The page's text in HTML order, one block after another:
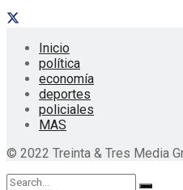
Inicio
política
economía
deportes
policiales
MAS
© 2022 Treinta & Tres Media